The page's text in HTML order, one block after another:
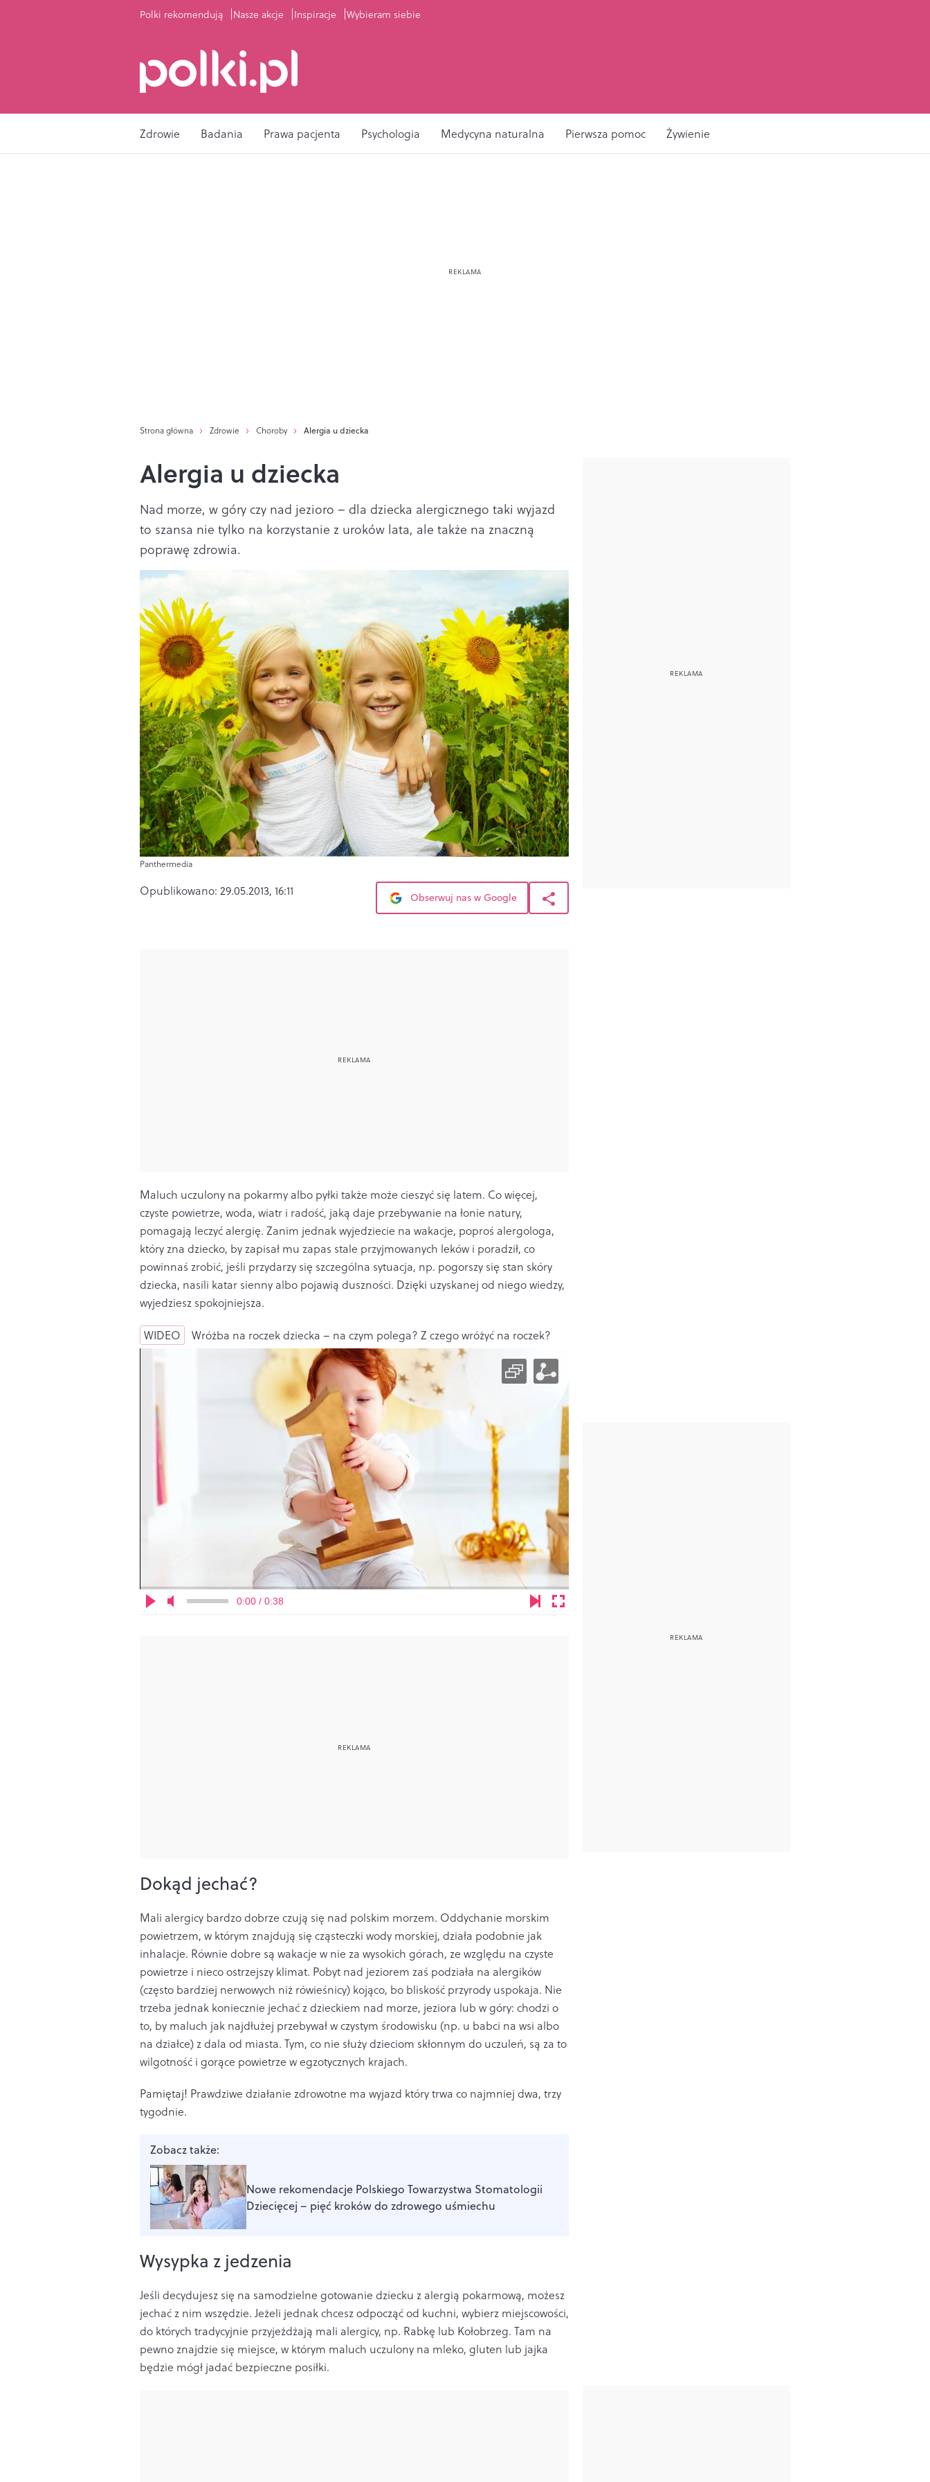
Polki rekomendują Nasze akcje Inspiracje Wybieram siebie
Zdrowie Badania Prawa pacjenta Psychologia Medycyna naturalna Pierwsza pomoc Żywienie
Strona główna Zdrowie Choroby Alergia u dziecka
Alergia u dziecka
Nad morze, w góry czy nad jezioro – dla dziecka alergicznego taki wyjazd
to szansa nie tylko na korzystanie z uroków lata, ale także na znaczną
poprawę zdrowia.
Panthermedia
Opublikowano: 29.05.2013, 16:11 Obserwuj nas w Google
Maluch uczulony na pokarmy albo pyłki także może cieszyć się latem. Co więcej,
czyste powietrze, woda, wiatr i radość, jaką daje przebywanie na łonie natury,
pomagają leczyć alergię. Zanim jednak wyjedziecie na wakacje, poproś alergologa,
który zna dziecko, by zapisał mu zapas stale przyjmowanych leków i poradził, co
powinnaś zrobić, jeśli przydarzy się szczególna sytuacja, np. pogorszy się stan skóry
dziecka, nasili katar sienny albo pojawią duszności. Dzięki uzyskanej od niego wiedzy,
wyjedziesz spokojniejsza.
WIDEO Wróżba na roczek dziecka – na czym polega? Z czego wróżyć na roczek?
0:00 / 0:38
Dokąd jechać?
Mali alergicy bardzo dobrze czują się nad polskim morzem. Oddychanie morskim
powietrzem, w którym znajdują się cząsteczki wody morskiej, działa podobnie jak
inhalacje. Równie dobre są wakacje w nie za wysokich górach, ze względu na czyste
powietrze i nieco ostrzejszy klimat. Pobyt nad jeziorem zaś podziała na alergików
(często bardziej nerwowych niż rówieśnicy) kojąco, bo bliskość przyrody uspokaja. Nie
trzeba jednak koniecznie jechać z dzieckiem nad morze, jeziora lub w góry: chodzi o
to, by maluch jak najdłużej przebywał w czystym środowisku (np. u babci na wsi albo
na działce) z dala od miasta. Tym, co nie służy dzieciom skłonnym do uczuleń, są za to
wilgotność i gorące powietrze w egzotycznych krajach.
Pamiętaj! Prawdziwe działanie zdrowotne ma wyjazd który trwa co najmniej dwa, trzy
tygodnie.
Zobacz także:
Nowe rekomendacje Polskiego Towarzystwa Stomatologii
Dziecięcej – pięć kroków do zdrowego uśmiechu
Wysypka z jedzenia
Jeśli decydujesz się na samodzielne gotowanie dziecku z alergią pokarmową, możesz
jechać z nim wszędzie. Jeżeli jednak chcesz odpocząć od kuchni, wybierz miejscowości,
do których tradycyjnie przyjeżdżają mali alergicy, np. Rabkę lub Kołobrzeg. Tam na
pewno znajdzie się miejsce, w którym maluch uczulony na mleko, gluten lub jajka
będzie mógł jadać bezpieczne posiłki.